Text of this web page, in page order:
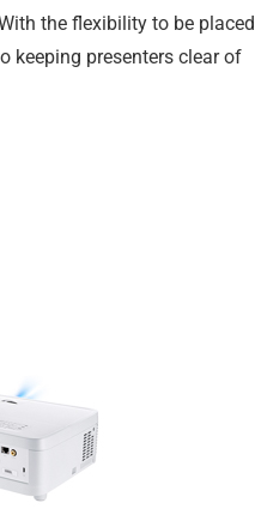
the flexibility to be placed
keeping presenters clear of